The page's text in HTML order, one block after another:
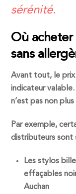
sérénité.
Où acheter
sans
Avant tout, le prix
indicateur
n’est pas non
Par exemple,
distributeurs sont
Les stylos
effaçables
Auchan